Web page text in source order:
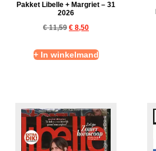
Pakket Libelle + Margriet – 31
2026
€11,59 € 8,50
+ In winkelmand